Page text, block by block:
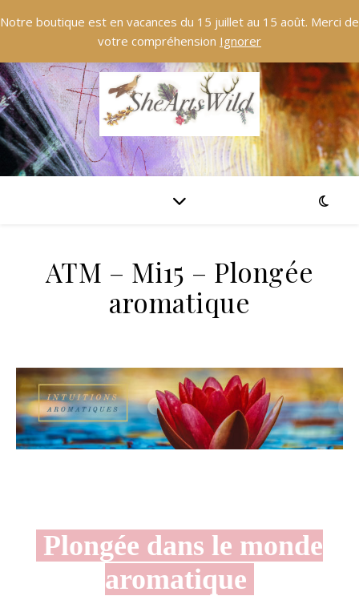
Notre boutique est en vacances du 15 juillet au 15 août. Merci de
votre compréhension Ignorer
ATM – Mi15 – Plongée
aromatique
Plongée dans le monde
aromatique